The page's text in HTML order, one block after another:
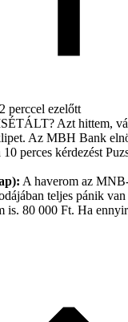
perccel ezelőtt
Azt hittem,
Az MBH Bank
perces kérdezést
A haverom az
teljes pánik van
is. 80 000 Ft. Ha